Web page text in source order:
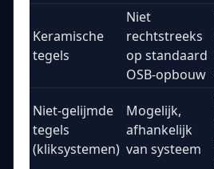
Keramische
tegels
Niet
rechtstreeks
op standaard
OSB-opbouw
Niet-gelijmde
tegels
(kliksystemen)
Mogelijk,
afhankelijk
van systeem